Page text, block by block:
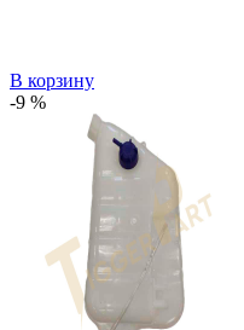
В корзину
-9 %